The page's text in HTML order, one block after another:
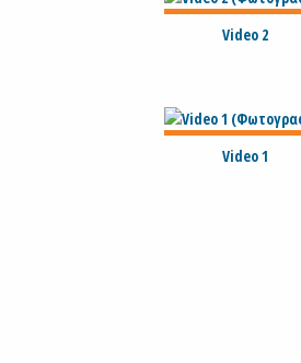
Video 2
Video 1